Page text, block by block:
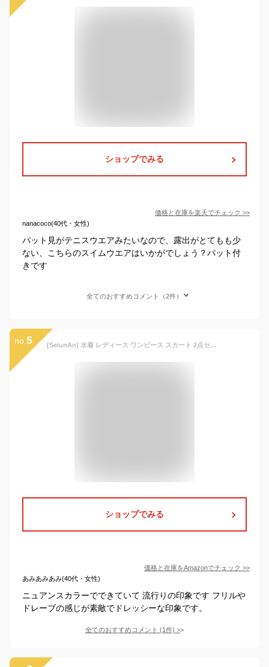
ショップでみる
価格と在庫を楽天でチェック >>
nanacoco(40代・女性)
パット見がテニスウエアみたいなので、露出がとてもも少
ない、こちらのスイムウエアはいかがでしょう？パット付
きです
全てのおすすめコメント（2件）
no. 5 [SeiunAn] 水着 レディース ワンピース スカート 2点セット 2way 体型カバー ワイヤー入り パット付き 盛れる ママ水着 露出控えめ フリル セクシー 可愛い 大きいサイズ スイムウェア ビーチウェア 韓国 おしゃれ 着痩せ 水陸両用 無地
ショップでみる
価格と在庫をAmazonでチェック >>
あみあみあみ(40代・女性)
ニュアンスカラーでできていて 流行りの印象です フリルや
ドレーブの感じが素敵でドレッシーな印象です。
全てのおすすめコメント (1件) >